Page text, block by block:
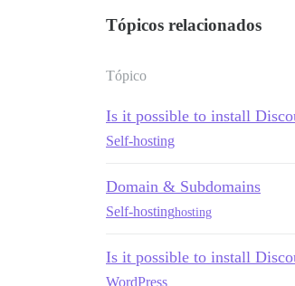
Tópicos relacionados
Tópico
Is it possible to install
Self-hosting
Domain & Subdomains
Self-hostinghosting
Is it possible to install
WordPress